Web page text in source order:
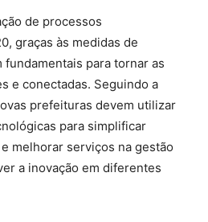
de processos
graças às medidas de
para tornar as
e conectadas. Seguindo a
prefeituras devem utilizar
para simplificar
melhorar serviços na gestão
a inovação em diferentes